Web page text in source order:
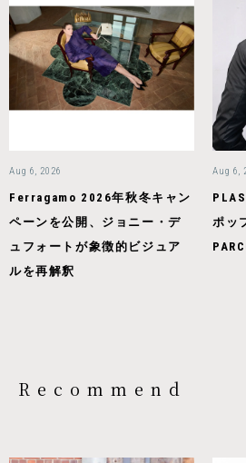
Aug 6, 2026
Ferragamo 2026年秋冬キャン
ペーンを公開、ジョニー・デ
ュフォートが象徴的ビジュア
ルを再解釈
Aug 6,
ポッ
Recommend